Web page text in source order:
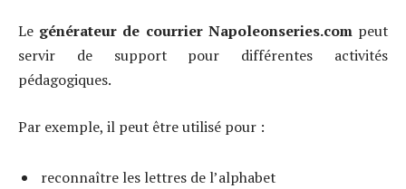
Le générateur de courrier Napoleonseries.compeut
servir de support pour différentes activités
pédagogiques.
Par exemple, il peut être utilisé pour :
reconnaître les lettres de l’alphabet